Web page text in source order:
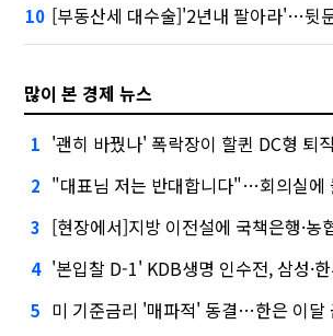
10 [부동산세 대수술]'2년내 팔아라'…뒷
많이 본 경제 뉴스
1 '괜히 바꿨나' 폭락장이 할퀸 DC형 퇴직연
2 "대표님 저는 반대합니다"…회의실에 들
3 [현장에서]지방 이전설에 국책은행·농협 '행동파
4 '본입찰 D-1' KDB생명 인수전, 삼성·
5 미 기준금리 '매파적' 동결…한은 이달